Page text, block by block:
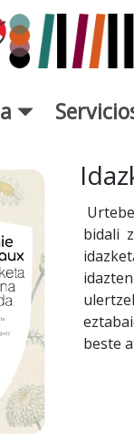
bidali
beste